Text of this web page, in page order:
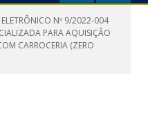
ELETRÔNICO Nº 9/2022-004
PARA AQUISIÇÃO
CARROCERIA (ZERO